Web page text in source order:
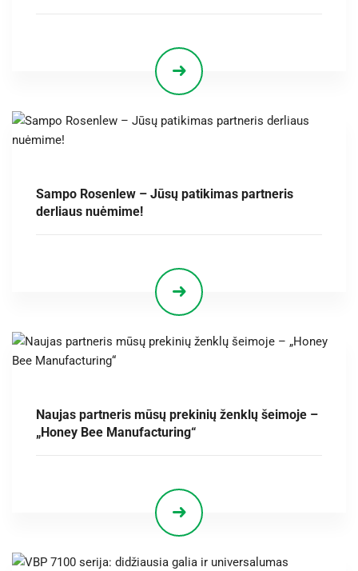
Sampo Rosenlew – Jūsų patikimas partneris
derliaus nuėmime!
Naujas partneris mūsų prekinių ženklų šeimoje –
„Honey Bee Manufacturing“